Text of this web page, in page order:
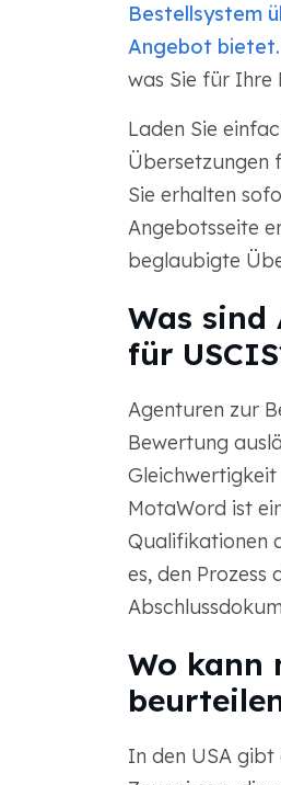
Bestellsystem
Angebot bietet.
was Sie für Ihre
Laden Sie
Übersetzungen
Sie erhalten
Angebotsseite
beglaubigte
Was sind
für
Agenturen zur
Bewertung
Gleichwertigkeit
MotaWord ist
Qualifikationen
es, den
Wo kann
In den USA gibt